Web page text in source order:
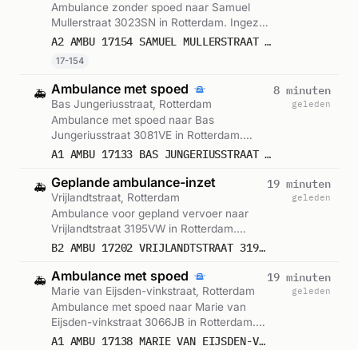
Ambulance zonder spoed naar Samuel
Mullerstraat 3023SN in Rotterdam. Ingezet:
17-154. Gemeld om 22:49.
A2 AMBU 17154 SAMUEL MULLERSTRAAT 3023SN ROTTERDAM ROTTDM BON 122124
17-154
🚑 Ambulance met spoed
Bas Jungeriusstraat, Rotterdam
Ambulance met spoed naar Bas
Jungeriusstraat 3081VE in Rotterdam.
Ingezet: Ambulance. Gemeld om 22:43.
A1 AMBU 17133 BAS JUNGERIUSSTRAAT 3081VE ROTTERDAM ROTTDM BON 122123
8 minuten
geleden
🚑 Geplande ambulance-inzet
Vrijlandtstraat, Rotterdam
Ambulance voor gepland vervoer naar
Vrijlandtstraat 3195VW in Rotterdam.
Ingezet: Ambulance. Gemeld om 22:32. B2 AMBU 17202 VRIJLANDTSTRAAT 3195VW PERNIS ROTTERDAM PERNIS BON 122121
19 minuten
geleden
🚑 Ambulance met spoed
Marie van Eijsden-vinkstraat, Rotterdam
Ambulance met spoed naar Marie van
Eijsden-vinkstraat 3066JB in Rotterdam.
Ingezet: Ambulance. Gemeld om 22:32. A1 AMBU 17138 MARIE VAN EIJSDEN-VINKSTRAAT 3066JB ROTTERDAM ROTTDM BON 122120
19 minuten
geleden